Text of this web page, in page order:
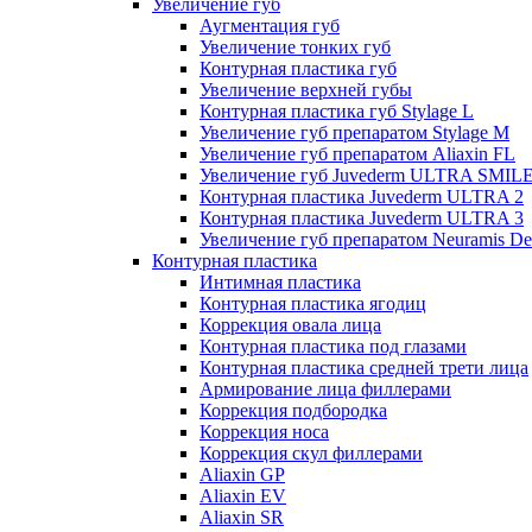
Увеличение губ
Аугментация губ
Увеличение тонких губ
Контурная пластика губ
Увеличение верхней губы
Контурная пластика губ Stylage L
Увеличение губ препаратом Stylage M
Увеличение губ препаратом Aliaxin FL
Увеличение губ Juvederm ULTRA
Контурная пластика Juvederm ULTRA 2
Контурная пластика Juvederm ULTRA 3
Увеличение губ препаратом Neuramis
Контурная пластика
Интимная пластика
Контурная пластика ягодиц
Коррекция овала лица
Контурная пластика под глазами
Контурная пластика средней трети лица
Армирование лица филлерами
Коррекция подбородка
Коррекция носа
Коррекция скул филлерами
Aliaxin GP
Aliaxin EV
Aliaxin SR